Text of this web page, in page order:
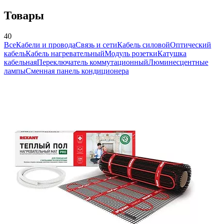
Товары
40
ВсеКабели и проводаСвязь и сетиКабель силовойОптический
кабельКабель нагревательныйМодуль розеткиКатушка
кабельнаяПереключатель коммутационныйЛюминесцентные
лампыСменная панель кондиционера